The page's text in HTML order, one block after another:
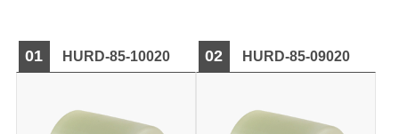
01 HURD-85-10020 02 HURD-85-09020